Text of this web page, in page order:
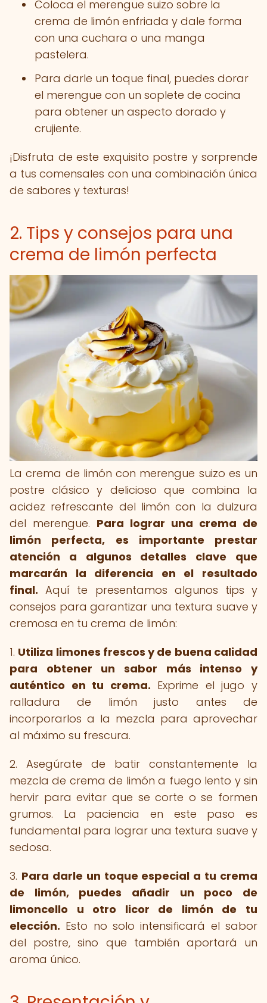
Coloca el merengue suizo sobre la
crema de limón enfriada y dale forma
con una cuchara o una manga
pastelera.
Para darle un toque final, puedes dorar
el merengue con un soplete de cocina
para obtener un aspecto dorado y
crujiente.
¡Disfruta de este exquisito postre y sorprende
a tus comensales con una combinación única
de sabores y texturas!
2. Tips y consejos para una
crema de limón perfecta
La crema de limón con merengue suizo es un
postre clásico y delicioso que combina la
acidez refrescante del limón con la dulzura
del merengue. Para lograr una crema de
limón perfecta, es importante prestar
atención a algunos detalles clave que
marcarán la diferencia en el resultado
final. Aquí te presentamos algunos tips y
consejos para garantizar una textura suave y
cremosa en tu crema de limón:
1. Utiliza limones frescos y de buena calidad
para obtener un sabor más intenso y
auténtico en tu crema. Exprime el jugo y
ralladura de limón justo antes de
incorporarlos a la mezcla para aprovechar
al máximo su frescura.
2. Asegúrate de batir constantemente la
mezcla de crema de limón a fuego lento y sin
hervir para evitar que se corte o se formen
grumos. La paciencia en este paso es
fundamental para lograr una textura suave y
sedosa.
3. Para darle un toque especial a tu crema
de limón, puedes añadir un poco de
limoncello u otro licor de limón de tu
elección. Esto no solo intensificará el sabor
del postre, sino que también aportará un
aroma único.